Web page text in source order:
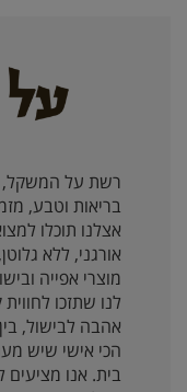
רשת על המשקל,
בריאות וטבע,
אצלנו תוכלו
אורגני, ללא
מוצרי אפייה
לנו שתזכו
אהבה לבישול,
הכי אישי שיש
בית. אנו